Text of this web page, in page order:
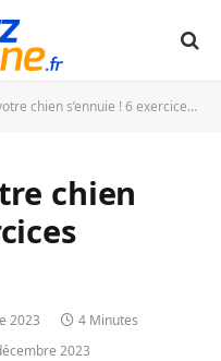
chien s’ennuie ! 6 exercices stimulants
chien
2023
4 Minutes
2023